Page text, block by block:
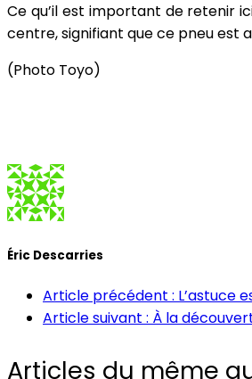
Ce qu’il est important de retenir
centre, signifiant que ce pneu est
(Photo Toyo)
Éric Descarries
Article précédent : L’astuce
Article suivant : À la
Articles du même